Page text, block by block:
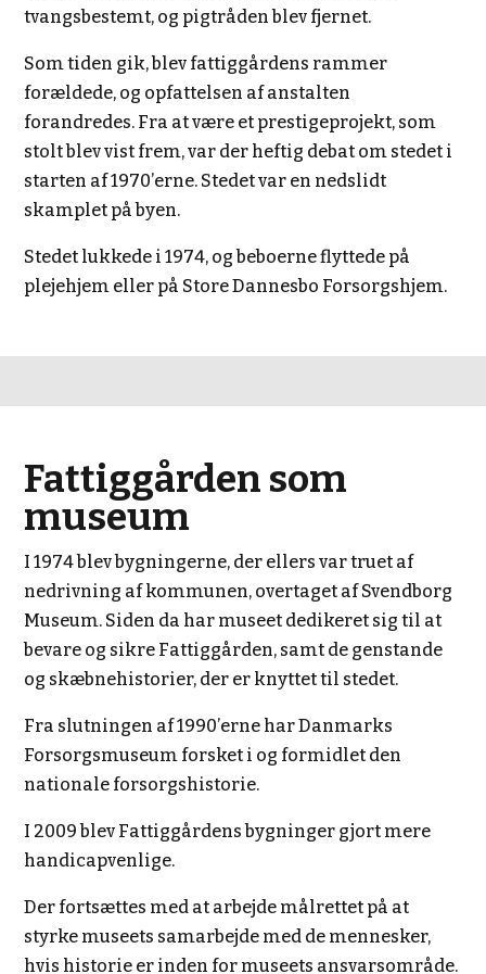
tvangsbestemt, og pigtråden blev fjernet.
Som tiden gik, blev fattiggårdens rammer
forældede, og opfattelsen af anstalten
forandredes. Fra at være et prestigeprojekt, som
stolt blev vist frem, var der heftig debat om stedet i
starten af 1970’erne. Stedet var en nedslidt
skamplet på byen.
Stedet lukkede i 1974, og beboerne flyttede på
plejehjem eller på Store Dannesbo Forsorgshjem.
Fattiggården som
museum
I 1974 blev bygningerne, der ellers var truet af
nedrivning af kommunen, overtaget af Svendborg
Museum. Siden da har museet dedikeret sig til at
bevare og sikre Fattiggården, samt de genstande
og skæbnehistorier, der er knyttet til stedet.
Fra slutningen af 1990’erne har Danmarks
Forsorgsmuseum forsket i og formidlet den
nationale forsorgshistorie.
I 2009 blev Fattiggårdens bygninger gjort mere
handicapvenlige.
Der fortsættes med at arbejde målrettet på at
styrke museets samarbejde med de mennesker,
hvis historie er inden for museets ansvarsområde.